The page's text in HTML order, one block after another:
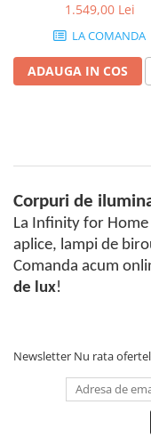
1.549,00 Lei
LA COMANDA
ADAUGA IN COS
Corpuri de
La Infinity for
aplice, lampi de
Comanda acum
de lux!
Newsletter Nu rata